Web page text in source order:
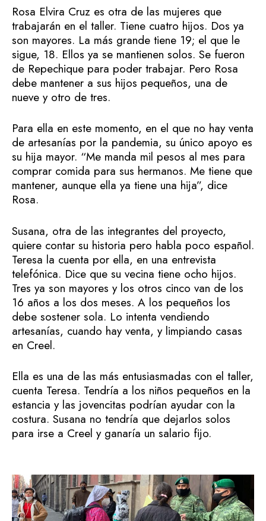
Rosa Elvira Cruz es otra de las mujeres que
trabajarán en el taller. Tiene cuatro hijos. Dos ya
son mayores. La más grande tiene 19; el que le
sigue, 18. Ellos ya se mantienen solos. Se fueron
de Repechique para poder trabajar. Pero Rosa
debe mantener a sus hijos pequeños, una de
nueve y otro de tres.
Para ella en este momento, en el que no hay venta
de artesanías por la pandemia, su único apoyo es
su hija mayor. “Me manda mil pesos al mes para
comprar comida para sus hermanos. Me tiene que
mantener, aunque ella ya tiene una hija”, dice
Rosa.
Susana, otra de las integrantes del proyecto,
quiere contar su historia pero habla poco español.
Teresa la cuenta por ella, en una entrevista
telefónica. Dice que su vecina tiene ocho hijos.
Tres ya son mayores y los otros cinco van de los
16 años a los dos meses. A los pequeños los
debe sostener sola. Lo intenta vendiendo
artesanías, cuando hay venta, y limpiando casas
en Creel.
Ella es una de las más entusiasmadas con el taller,
cuenta Teresa. Tendría a los niños pequeños en la
estancia y las jovencitas podrían ayudar con la
costura. Susana no tendría que dejarlos solos
para irse a Creel y ganaría un salario fijo.